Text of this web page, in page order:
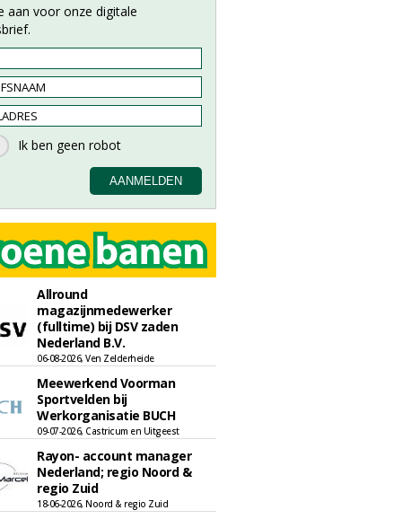
aan voor onze digitale
Allround
magazijnmedewerker
(fulltime) bij DSV zaden
Nederland B.V.
06-08-2026, Ven Zelderheide
Meewerkend Voorman
Sportvelden bij
Werkorganisatie BUCH
09-07-2026, Castricum en Uitgeest
Rayon- account manager
Nederland; regio Noord &
regio Zuid
18-06-2026, Noord & regio Zuid